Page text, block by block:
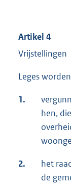
Artikel 4
Vrijstellingen
Leges
1.
hen,
2.
het
de